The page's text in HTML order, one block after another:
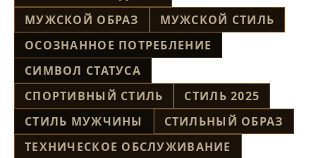
МУЖСКОЙ ОБРАЗ
МУЖСКОЙ СТИЛЬ
ОСОЗНАННОЕ ПОТРЕБЛЕНИЕ
СИМВОЛ СТАТУСА
СПОРТИВНЫЙ СТИЛЬ
СТИЛЬ 2025
СТИЛЬ МУЖЧИНЫ
СТИЛЬНЫЙ ОБРАЗ
ТЕХНИЧЕСКОЕ ОБСЛУЖИВАНИЕ